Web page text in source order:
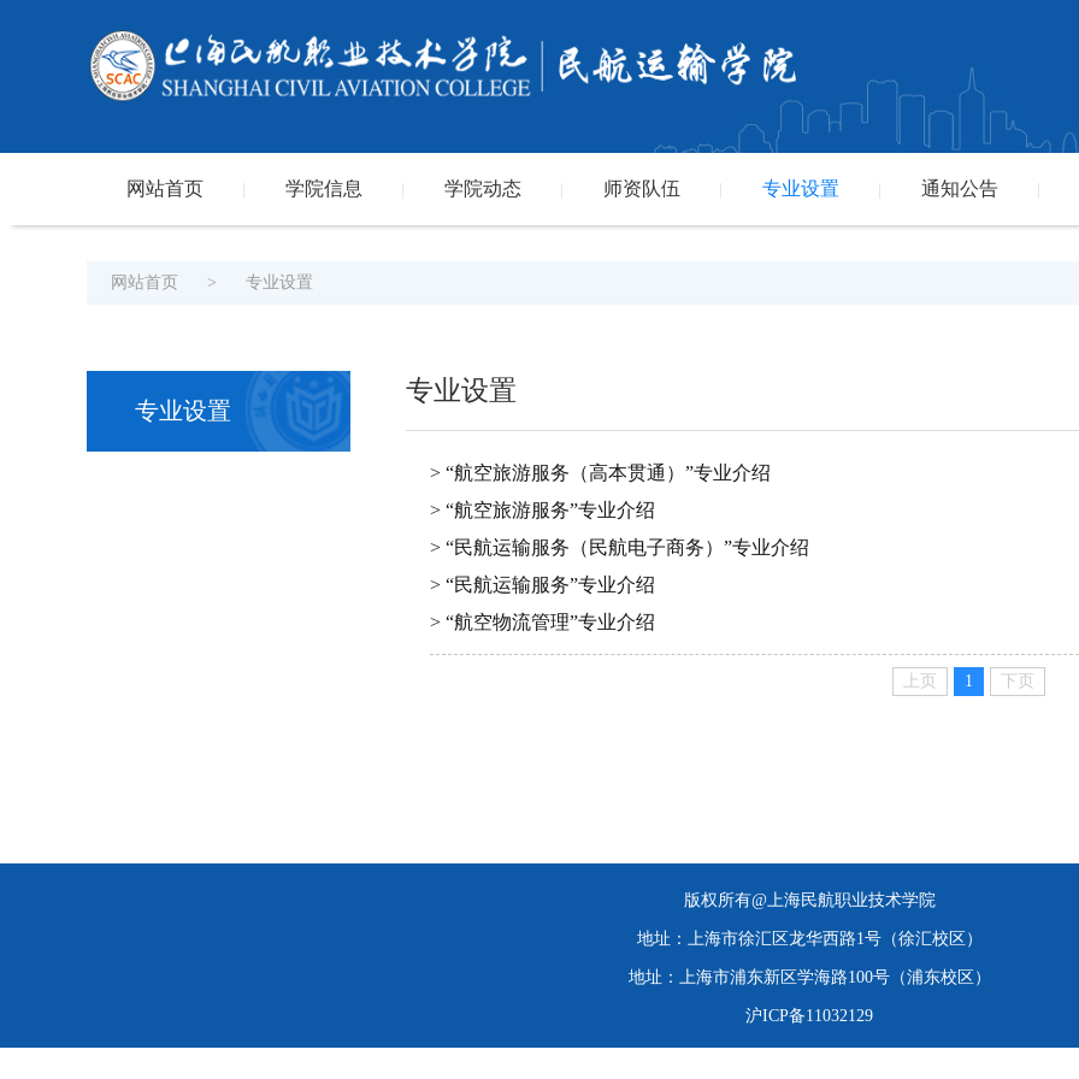
网站首页 学院信息 学院动态 师资队伍 专业设置 通知公告
网站首页 > 专业设置
专业设置
专业设置
> ​“航空旅游服务（高本贯通）”专业介绍
> “航空旅游服务”专业介绍
> “民航运输服务（民航电子商务）”专业介绍
> “民航运输服务”专业介绍
> “航空物流管理”专业介绍
上页 1 下页
版权所有@上海民航职业技术学院
地址：上海市徐汇区龙华西路1号（徐汇校区）
地址：上海市浦东新区学海路100号（浦东校区）
沪ICP备11032129